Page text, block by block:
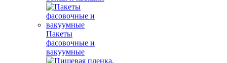
Пакеты
фасовочные и
вакуумные